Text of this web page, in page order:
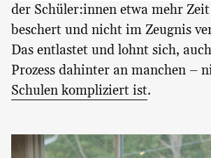
der Schüler:innen etwa mehr
beschert und nicht im Zeugnis
Das entlastet und lohnt sich,
Prozess dahinter an manchen –
Schulen kompliziert ist.